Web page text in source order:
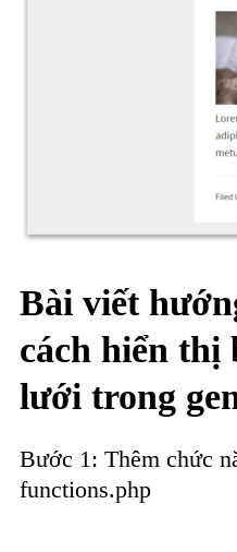
Bài viết
cách hiển thị
lưới trong
Bước 1: Thêm chức
functions.php